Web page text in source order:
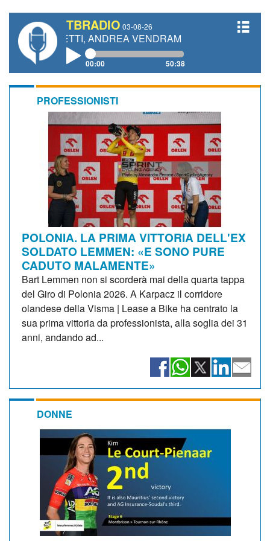
TBRADIO 03-08-26
ANDREA VENDRAME, FILIPPO FIORELLI
00:00 50:38
PROFESSIONISTI
POLONIA. LA PRIMA VITTORIA DELL'EX
SOLDATO LEMMEN: «E SONO PURE
CADUTO MALAMENTE»
Bart Lemmen non si scorderà mai della quarta tappa
del Giro di Polonia 2026. A Karpacz il corridore
olandese della Visma | Lease a Bike ha centrato la
sua prima vittoria da professionista, alla soglia dei 31
anni, andando ad...
DONNE